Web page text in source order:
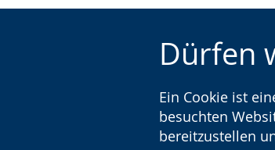
Dürfen
Ein Cookie ist
besuchten
bereitzustellen